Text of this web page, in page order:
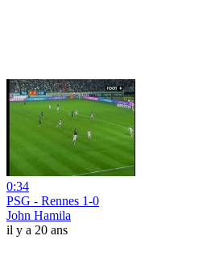
0:34
PSG - Rennes 1-0
John Hamila
il y a 20 ans